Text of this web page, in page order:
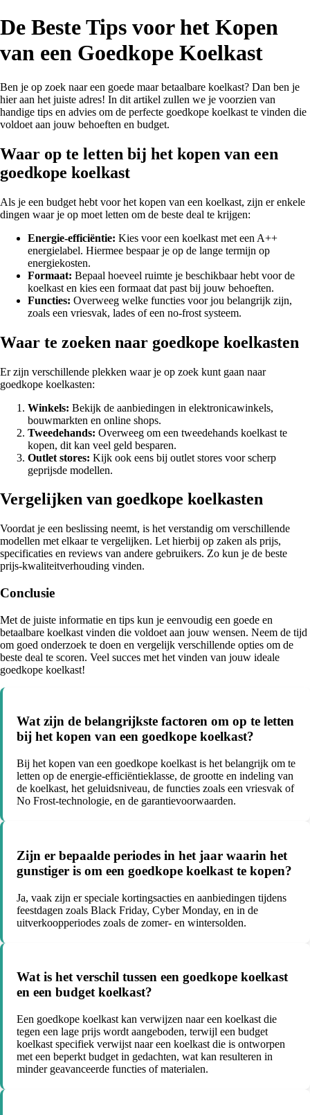
De Beste Tips voor het Kopen
van een Goedkope Koelkast
Ben je op zoek naar een goede maar betaalbare koelkast? Dan ben je
hier aan het juiste adres! In dit artikel zullen we je voorzien van
handige tips en advies om de perfecte goedkope koelkast te vinden die
voldoet aan jouw behoeften en budget.
Waar op te letten bij het kopen van een
goedkope koelkast
Als je een budget hebt voor het kopen van een koelkast, zijn er enkele
dingen waar je op moet letten om de beste deal te krijgen:
Energie-efficiëntie: Kies voor een koelkast met een A++
energielabel. Hiermee bespaar je op de lange termijn op
energiekosten.
Formaat: Bepaal hoeveel ruimte je beschikbaar hebt voor de
koelkast en kies een formaat dat past bij jouw behoeften.
Functies: Overweeg welke functies voor jou belangrijk zijn,
zoals een vriesvak, lades of een no-frost systeem.
Waar te zoeken naar goedkope koelkasten
Er zijn verschillende plekken waar je op zoek kunt gaan naar
goedkope koelkasten:
Winkels: Bekijk de aanbiedingen in elektronicawinkels,
bouwmarkten en online shops.
Tweedehands: Overweeg om een tweedehands koelkast te
kopen, dit kan veel geld besparen.
Outlet stores: Kijk ook eens bij outlet stores voor scherp
geprijsde modellen.
Vergelijken van goedkope koelkasten
Voordat je een beslissing neemt, is het verstandig om verschillende
modellen met elkaar te vergelijken. Let hierbij op zaken als prijs,
specificaties en reviews van andere gebruikers. Zo kun je de beste
prijs-kwaliteitverhouding vinden.
Conclusie
Met de juiste informatie en tips kun je eenvoudig een goede en
betaalbare koelkast vinden die voldoet aan jouw wensen. Neem de tijd
om goed onderzoek te doen en vergelijk verschillende opties om de
beste deal te scoren. Veel succes met het vinden van jouw ideale
goedkope koelkast!
Wat zijn de belangrijkste factoren om op te letten
bij het kopen van een goedkope koelkast?
Bij het kopen van een goedkope koelkast is het belangrijk om te
letten op de energie-efficiëntieklasse, de grootte en indeling van
de koelkast, het geluidsniveau, de functies zoals een vriesvak of
No Frost-technologie, en de garantievoorwaarden.
Zijn er bepaalde periodes in het jaar waarin het
gunstiger is om een goedkope koelkast te kopen?
Ja, vaak zijn er speciale kortingsacties en aanbiedingen tijdens
feestdagen zoals Black Friday, Cyber Monday, en in de
uitverkoopperiodes zoals de zomer- en wintersolden.
Wat is het verschil tussen een goedkope koelkast
en een budget koelkast?
Een goedkope koelkast kan verwijzen naar een koelkast die
tegen een lage prijs wordt aangeboden, terwijl een budget
koelkast specifiek verwijst naar een koelkast die is ontworpen
met een beperkt budget in gedachten, wat kan resulteren in
minder geavanceerde functies of materialen.